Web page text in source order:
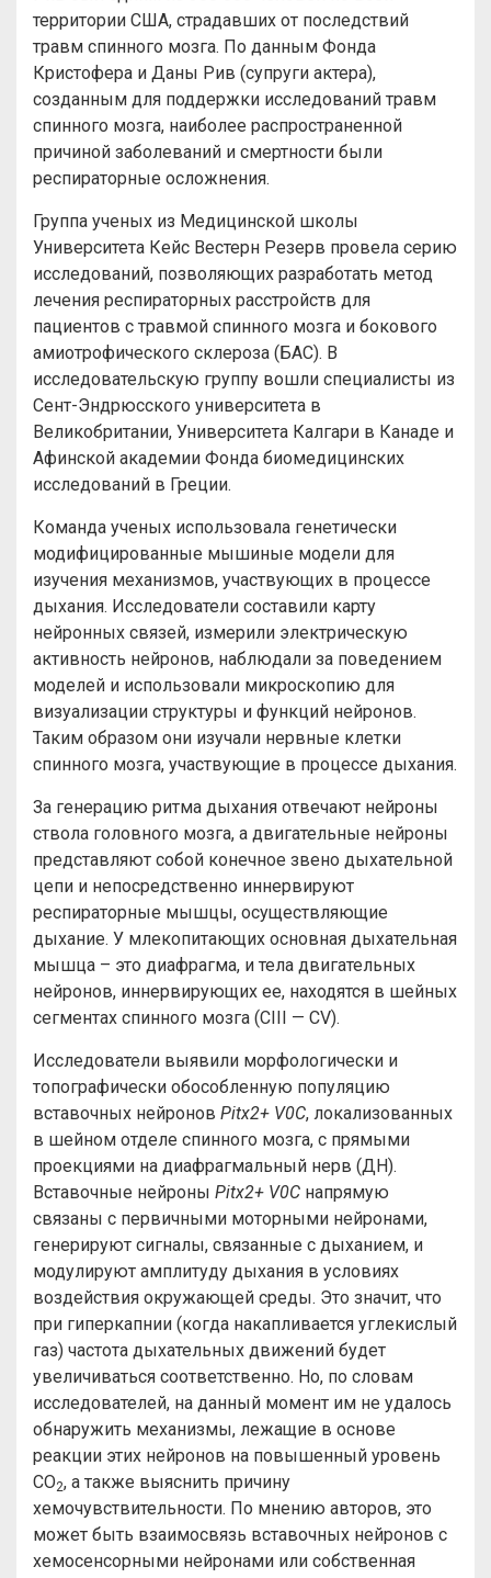
территории США, страдавших от последствий
травм спинного мозга. По данным Фонда
Кристофера и Даны Рив (супруги актера),
созданным для поддержки исследований травм
спинного мозга, наиболее распространенной
причиной заболеваний и смертности были
респираторные осложнения.
Группа ученых из Медицинской школы
Университета Кейс Вестерн Резерв провела серию
исследований, позволяющих разработать метод
лечения респираторных расстройств для
пациентов с травмой спинного мозга и бокового
амиотрофического склероза (БАС). В
исследовательскую группу вошли специалисты из
Сент-Эндрюсского университета в
Великобритании, Университета Калгари в Канаде и
Афинской академии Фонда биомедицинских
исследований в Греции.
Команда ученых использовала генетически
модифицированные мышиные модели для
изучения механизмов, участвующих в процессе
дыхания. Исследователи составили карту
нейронных связей, измерили электрическую
активность нейронов, наблюдали за поведением
моделей и использовали микроскопию для
визуализации структуры и функций нейронов.
Таким образом они изучали нервные клетки
спинного мозга, участвующие в процессе дыхания.
За генерацию ритма дыхания отвечают нейроны
ствола головного мозга, а двигательные нейроны
представляют собой конечное звено дыхательной
цепи и непосредственно иннервируют
респираторные мышцы, осуществляющие
дыхание. У млекопитающих основная дыхательная
мышца – это диафрагма, и тела двигательных
нейронов, иннервирующих ее, находятся в шейных
сегментах спинного мозга (СIII — CV).
Исследователи выявили морфологически и
топографически обособленную популяцию
вставочных нейронов Pitx2+ V0C, локализованных
в шейном отделе спинного мозга, с прямыми
проекциями на диафрагмальный нерв (ДН).
Вставочные нейроны Pitx2+ V0C напрямую
связаны с первичными моторными нейронами,
генерируют сигналы, связанные с дыханием, и
модулируют амплитуду дыхания в условиях
воздействия окружающей среды. Это значит, что
при гиперкапнии (когда накапливается углекислый
газ) частота дыхательных движений будет
увеличиваться соответственно. Но, по словам
исследователей, на данный момент им не удалось
обнаружить механизмы, лежащие в основе
реакции этих нейронов на повышенный уровень
CO2, а также выяснить причину
хемочувствительности. По мнению авторов, это
может быть взаимосвязь вставочных нейронов с
хемосенсорными нейронами или собственная